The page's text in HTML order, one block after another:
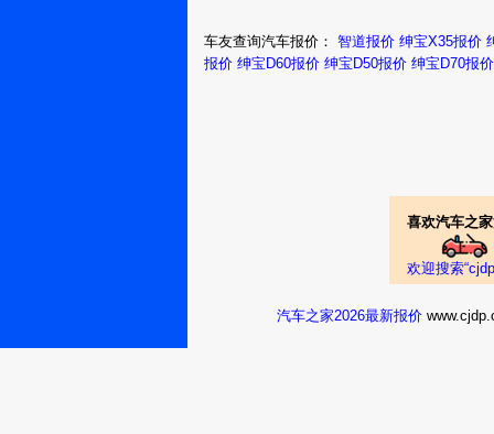
车友查询汽车报价： 智道报价 绅宝X35报价
报价 绅宝D60报价 绅宝D50报价 绅宝D70报价
喜欢汽车之
欢迎搜索
汽车之家2026最新报价